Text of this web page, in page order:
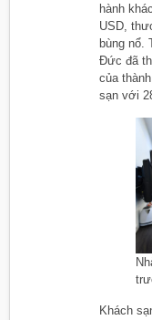
hành
USD,
bùng nổ.
Đức đã
của
sạn với
Khách